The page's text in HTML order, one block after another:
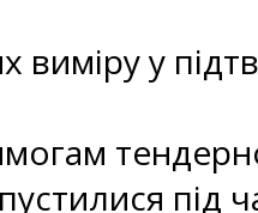
виміру у
під